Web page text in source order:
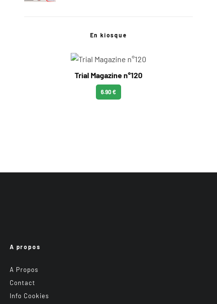
En kiosque
Trial Magazine n°120
6.90 €
A propos
A Propos
Contact
Info Cookies